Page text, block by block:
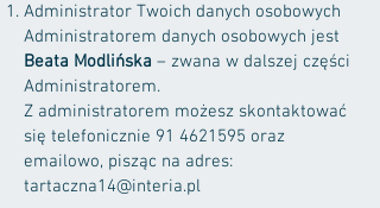
Administrator Twoich danych osobowych
Administratorem danych osobowych jest
Beata Modlińska – zwana w dalszej części
Administratorem.
Z administratorem możesz skontaktować
się telefonicznie 91 4621595 oraz
emailowo, pisząc na adres:
tartaczna14@interia.pl